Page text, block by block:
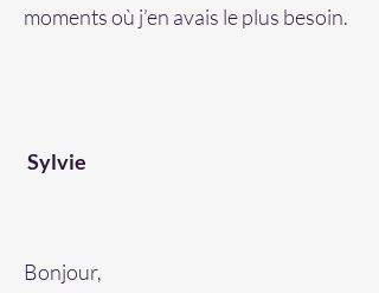
moments où j’en avais le plus besoin.
Sylvie
Bonjour,